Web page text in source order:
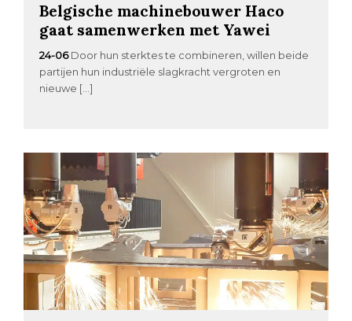
Belgische machinebouwer Haco
gaat samenwerken met Yawei
24-06 Door hun sterktes te combineren, willen beide
partijen hun industriële slagkracht vergroten en
nieuwe […]